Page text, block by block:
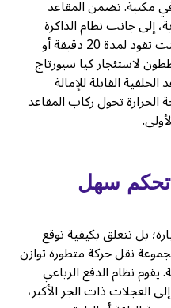
مكتبة. تضمن المقاعد
إلى جانب نظام الذاكرة
للسائق، وصولك مسترخياً سواء كنت تقود لمدة 20 دقيقة أو
لاستئجار كيا سبورتاج
الخلفية القابلة للإمالة
تحول ركاب المقاعد
تحكم سهل
بل تتعلق بكيفية توقع
تقدم سبورتاج 2025 مجموعة نقل حركة متطورة توازن
يقوم نظام الدفع الرباعي
العجلات ذات الجر الأكبر،